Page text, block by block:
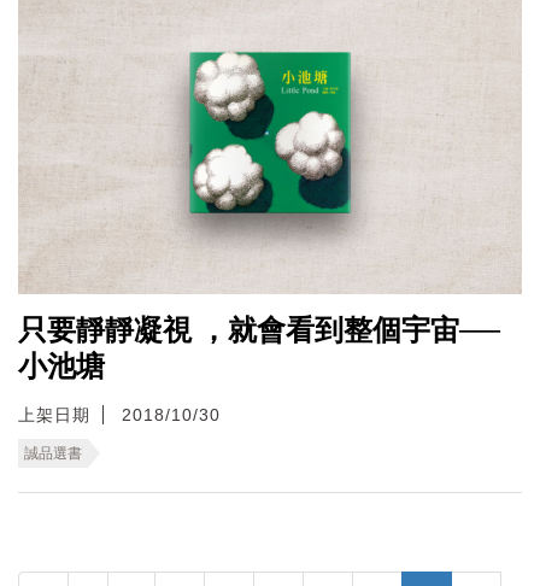
只要靜靜凝視 ，就會看到整個宇宙──
小池塘
上架日期 2018/10/30
誠品選書